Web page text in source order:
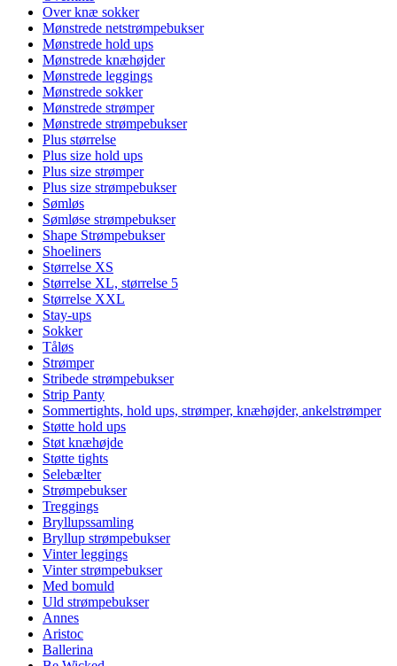
Over knæ sokker
Mønstrede netstrømpebukser
Mønstrede hold ups
Mønstrede knæhøjder
Mønstrede leggings
Mønstrede sokker
Mønstrede strømper
Mønstrede strømpebukser
Plus størrelse
Plus size hold ups
Plus size strømper
Plus size strømpebukser
Sømløs
Sømløse strømpebukser
Shape Strømpebukser
Shoeliners
Størrelse XS
Størrelse XL, størrelse 5
Størrelse XXL
Stay-ups
Sokker
Tåløs
Strømper
Stribede strømpebukser
Strip Panty
Sommertights, hold ups, strømper, knæhøjder, ankelstrømper
Støtte hold ups
Støt knæhøjde
Støtte tights
Selebælter
Strømpebukser
Treggings
Bryllupssamling
Bryllup strømpebukser
Vinter leggings
Vinter strømpebukser
Med bomuld
Uld strømpebukser
Annes
Aristoc
Ballerina